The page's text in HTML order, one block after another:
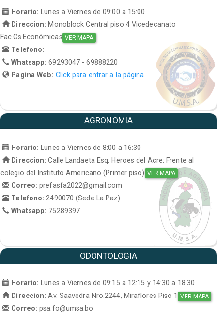
Horario: Lunes a Viernes de 09:00 a 15:00
Direccion: Monoblock Central piso 4 Vicedecanato
Fac.Cs.Económicas VER MAPA
Telefono:
Whatsapp:69293047 - 69888220
Pagina Web: Click para entrar a la página
AGRONOMIA
Horario:
Lunes a Viernes de 8:00 a 16:30
Direccion: Calle Landaeta Esq. Heroes del Acre: Frente al
colegio del Instituto Americano (Primer piso) VER MAPA
Correo:prefasfa2022@gmail.com
Telefono: 2490070 (Sede La Paz)
Whatsapp: 75289397
ODONTOLOGIA
Horario: Lunes a Viernes de 09:15 a 12:15 y 14:30 a 18:30
Direccion: Av. Saavedra Nro.2244, Miraflores Piso 1 VER MAPA
Correo:psa.fo@umsa.bo